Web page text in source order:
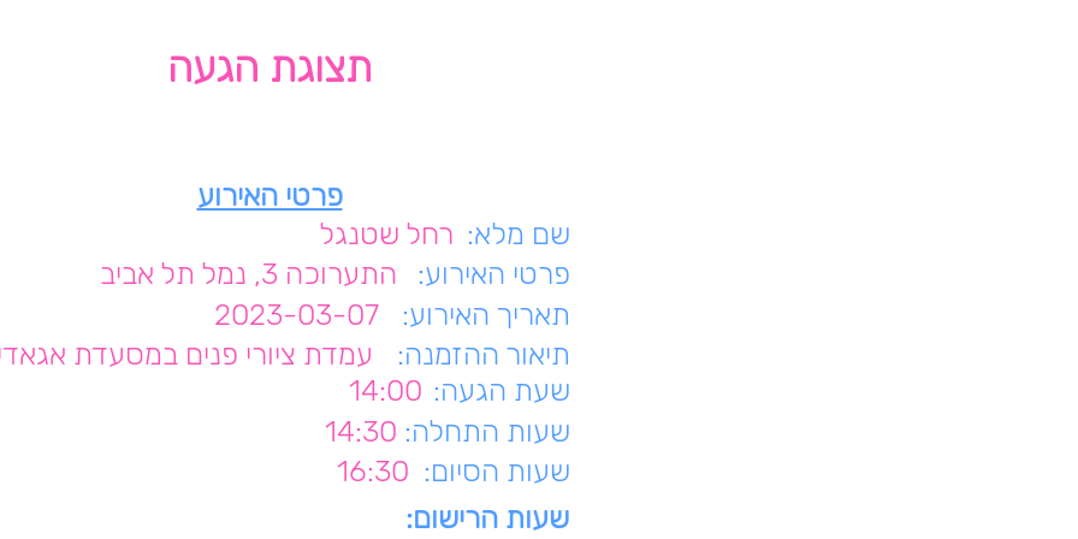
תצוגת הגעה
פרטי האירוע
שם מלא: רחל שטנגל
התערוכה 3, נמל תל אביב
פרטי האירוע:
2023-03-07
תאריך האירוע:
עמדת ציורי פנים במסעדת
תיאור ההזמנה:
14:00 שעת הגעה:
14:30 שעות התחלה:
16:30 שעות הסיום:
שעות הרישום: